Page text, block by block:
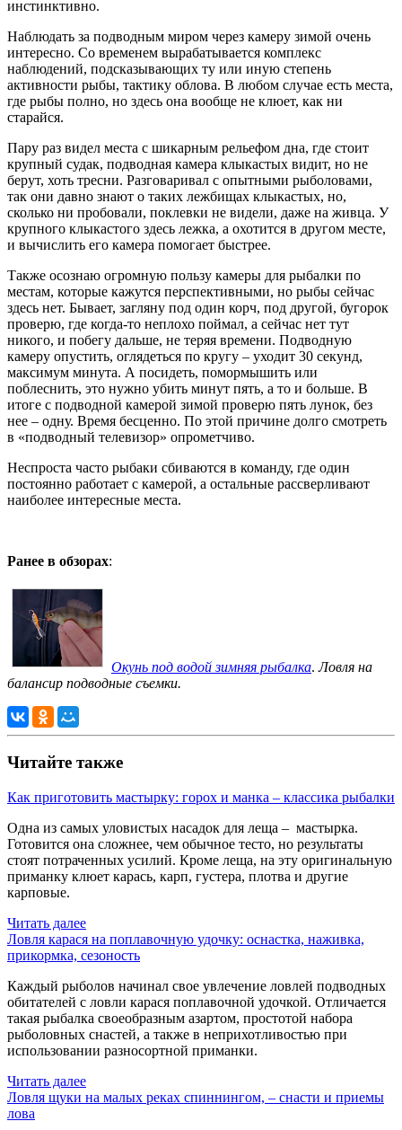
инстинктивно.
Наблюдать за подводным миром через камеру зимой очень
интересно. Со временем вырабатывается комплекс
наблюдений, подсказывающих ту или иную степень
активности рыбы, тактику облова. В любом случае есть места,
где рыбы полно, но здесь она вообще не клюет, как ни
старайся.
Пару раз видел места с шикарным рельефом дна, где стоит
крупный судак, подводная камера клыкастых видит, но не
берут, хоть тресни. Разговаривал с опытными рыболовами,
так они давно знают о таких лежбищах клыкастых, но,
сколько ни пробовали, поклевки не видели, даже на живца. У
крупного клыкастого здесь лежка, а охотится в другом месте,
и вычислить его камера помогает быстрее.
Также осознаю огромную пользу камеры для рыбалки по
местам, которые кажутся перспективными, но рыбы сейчас
здесь нет. Бывает, загляну под один корч, под другой, бугорок
проверю, где когда-то неплохо поймал, а сейчас нет тут
никого, и побегу дальше, не теряя времени. Подводную
камеру опустить, оглядеться по кругу – уходит 30 секунд,
максимум минута. А посидеть, помормышить или
поблеснить, это нужно убить минут пять, а то и больше. В
итоге с подводной камерой зимой проверю пять лунок, без
нее – одну. Время бесценно. По этой причине долго смотреть
в «подводный телевизор» опрометчиво.
Неспроста часто рыбаки сбиваются в команду, где один
постоянно работает с камерой, а остальные рассверливают
наиболее интересные места.
Ранее в обзорах:
Окунь под водой зимняя рыбалка.Ловля на
балансир подводные съемки.
Читайте также
Как приготовить мастырку: горох и манка – классика рыбалки
Одна из самых уловистых насадок для леща – мастырка.
Готовится она сложнее, чем обычное тесто, но результаты
стоят потраченных усилий. Кроме леща, на эту оригинальную
приманку клюет карась, карп, густера, плотва и другие
карповые.
Читать далее
Ловля карася на поплавочную удочку: оснастка, наживка,
прикормка, сезоность
Каждый рыболов начинал свое увлечение ловлей подводных
обитателей с ловли карася поплавочной удочкой. Отличается
такая рыбалка своеобразным азартом, простотой набора
рыболовных снастей, а также в неприхотливостью при
использовании разносортной приманки.
Читать далее
Ловля щуки на малых реках спиннингом, – снасти и приемы
лова